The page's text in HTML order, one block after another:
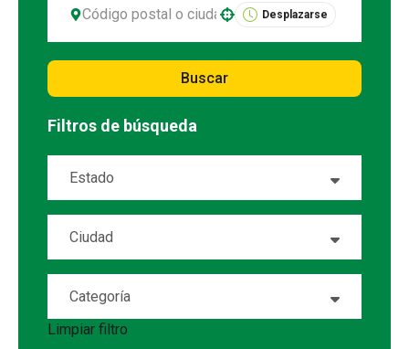
Desplazarse
Buscar
Filtros de búsqueda
Estado
Alabama 15
Alaska 1
Alberta 20
Ciudad
Abeline 6
Airway Heights 1
Categoría
Dispatch
Limpiar filtro